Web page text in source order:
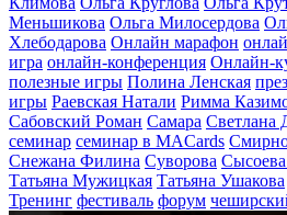
Меньшикова Ольга Милосердова
Хлебодарова Онлайн марафон
игра онлайн-конференция Онлайн-
полезные игры Полина Ленская
игры Раевская Натали Римма
Сабовский Роман Самара Светлана
семинар семинар в MACards
Снежана Филина Суворова
Татьяна Мужицкая Татьяна Ушакова
Тренинг фестиваль форум